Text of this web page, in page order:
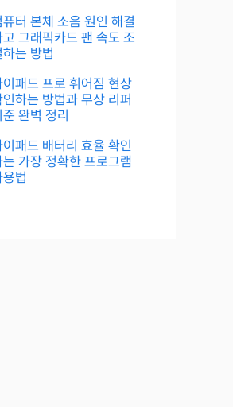
퓨터 본체 소음 원인 해결
고 그래픽카드 팬 속도 조
하는 방법
이패드 프로 휘어짐 현상
인하는 방법과 무상 리퍼
준 완벽 정리
이패드 배터리 효율 확인
는 가장 정확한 프로그램
법